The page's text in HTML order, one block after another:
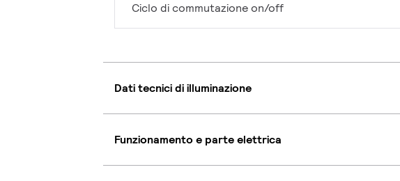
Ciclo di commutazione on/off
Dati tecnici di illuminazione
Funzionamento e parte elettrica